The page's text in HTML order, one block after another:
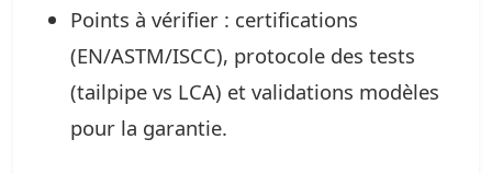
Points à vérifier : certifications
(EN/ASTM/ISCC), protocole des tests
(tailpipe vs LCA) et validations modèles
pour la garantie.